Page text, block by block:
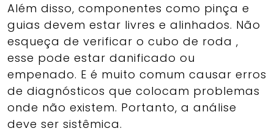
Além disso, componentes como pinça e
guias devem estar livres e alinhados. Não
esqueça de verificar o cubo de roda ,
esse pode estar danificado ou
empenado. E é muito comum causar erros
de diagnósticos que colocam problemas
onde não existem. Portanto, a análise
deve ser sistêmica.